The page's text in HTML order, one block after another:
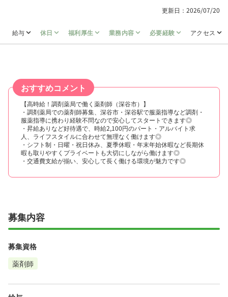
更新日：2026/07/20
給与 休日 福利厚生 業務内容 必要経験 アクセス
おすすめコメント
【高時給！調剤薬局で働く薬剤師（深谷市）】
・調剤薬局での薬剤師募集、深谷市・深谷駅で服薬指導など調剤・
服薬指導に携わり経験不問なので安心してスタートできます◎
・昇給ありなど好待遇で、時給2,100円のパート・アルバイト求
人、ライフスタイルに合わせて無理なく働けます◎
・シフト制・日曜・祝日休み、夏季休暇・年末年始休暇など長期休
暇も取りやすくプライベートも大切にしながら働けます◎
・交通費支給が揃い、安心して長く働ける環境が魅力です◎
募集内容
募集資格
薬剤師